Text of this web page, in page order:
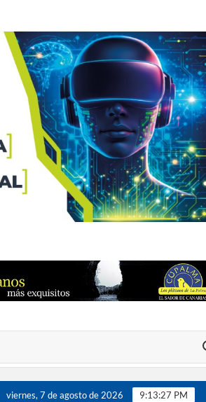
Víctor González
viernes, 7 de agosto de 2026 9:13:27 PM